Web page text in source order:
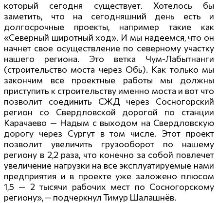
который сегодня существует. Хотелось бы
заметить, что на сегодняшний день есть и
долгосрочные проекты, например такие как
«Северный широтный ход». И мы надеемся, что он
начнет свое осуществление по северному участку
нашего региона. Это ветка Чум-Лабытнанги
(строительство моста через Обь). Как только мы
закончим все проектные работы мы должны
приступить к строительству именно моста и вот что
позволит соединить СЖД через Сосногорский
регион со Свердловской дорогой по станции
Карачаево — Надым с выходом на Свердловскую
дорогу через Сургут в том числе. Этот проект
позволит увеличить грузооборот по нашему
региону в 2,2 раза, что конечно за собой повлечет
увеличение нагрузки на все эксплуатируемые нами
предприятия и в проекте уже заложено плюсом
1,5 — 2 тысячи рабочих мест по Сосногорскому
региону», — подчеркнул Тимур Шалашнёв.